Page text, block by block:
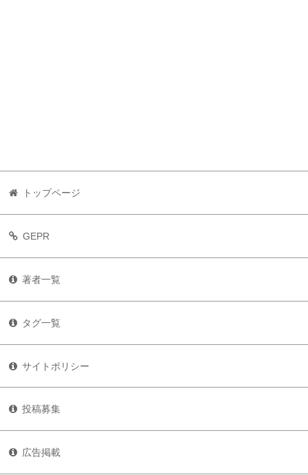
トップページ
GEPR
著者一覧
タグ一覧
サイトポリシー
投稿募集
広告掲載